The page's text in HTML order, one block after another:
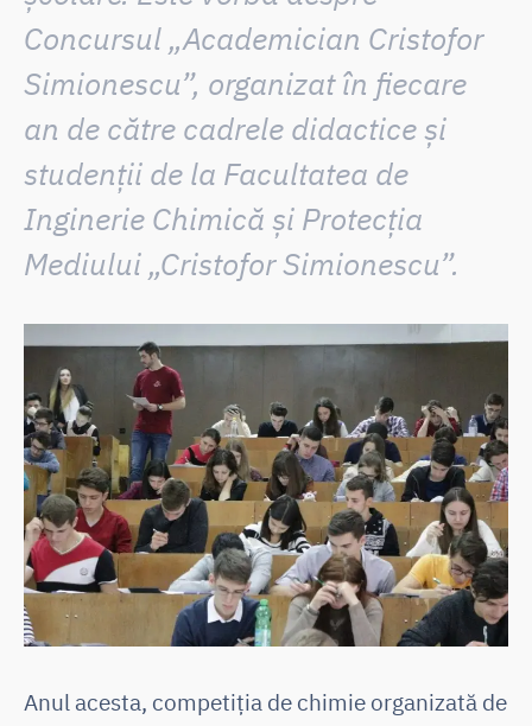
Concursul „Academician Cristofor
Simionescu”, organizat în fiecare
an de către cadrele didactice și
studenții de la Facultatea de
Inginerie Chimică și Protecția
Mediului „Cristofor Simionescu”.
Anul acesta, competiția de chimie organizată de